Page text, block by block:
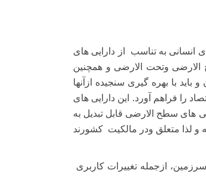
انسانی به تناسب
از دارایی های
الارضی وتحت الارضی و همچنین
با بهره گیری سنجیده ازآنها
را فراهم آورد. این دارایی های
های سطح الارضی قابل تبدیل به
و لذا متعلق ودر مالکیت کشورند
ازجمله تغییرات کاربری